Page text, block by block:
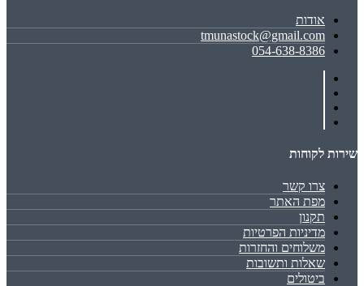
אודות
tmunastock@gmail.com
054-638-8386
שירות לקוחות
צרו קשר
מפת האתר
תקנון
מדיניות הפרטיות
משלוחים והחזרות
שאלות ותשובות
ביטולים